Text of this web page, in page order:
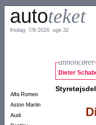
autoteket
fredag 7/8-2026 uge 32
Alfa Romeo
Aston Martin
Audi
annoncører
Dieter